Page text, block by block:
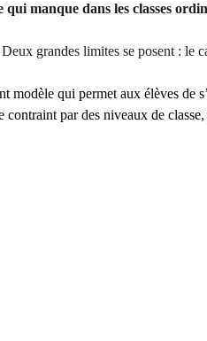
qui manque dans les classes
grandes limites se posent : le
modèle qui permet aux élèves de
par des niveaux de